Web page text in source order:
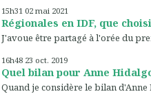
15h31 02 mai 2021
Régionales en IDF, que
J'avoue être partagé à l'orée du
16h48 23 oct. 2019
Quel bilan pour Anne
Quand je considère le bilan d'Anne